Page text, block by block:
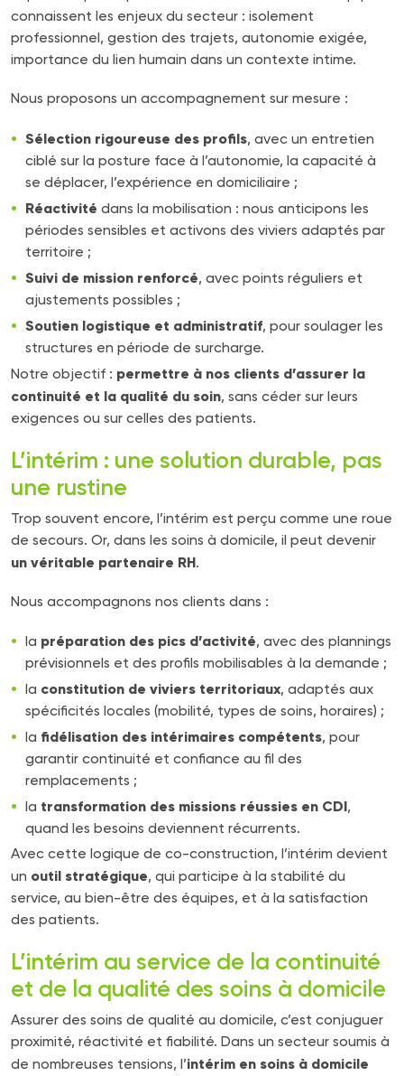
connaissent les enjeux du secteur : isolement
professionnel, gestion des trajets, autonomie exigée,
importance du lien humain dans un contexte intime.
Nous proposons un accompagnement sur mesure :
Sélection rigoureuse des profils, avec un entretien
ciblé sur la posture face à l’autonomie, la capacité à
se déplacer, l’expérience en domiciliaire ;
Réactivité dans la mobilisation : nous anticipons les
périodes sensibles et activons des viviers adaptés par
territoire ;
Suivi de mission renforcé, avec points réguliers et
ajustements possibles ;
Soutien logistique et administratif, pour soulager les
structures en période de surcharge.
Notre objectif : permettre à nos clients d’assurer la
continuité et la qualité du soin, sans céder sur leurs
exigences ou sur celles des patients.
L’intérim : une solution durable, pas
une rustine
Trop souvent encore, l’intérim est perçu comme une roue
de secours. Or, dans les soins à domicile, il peut devenir
un véritable partenaire RH.
Nous accompagnons nos clients dans :
la préparation des pics d’activité, avec des plannings
prévisionnels et des profils mobilisables à la demande ;
la constitution de viviers territoriaux, adaptés aux
spécificités locales (mobilité, types de soins, horaires) ;
la fidélisation des intérimaires compétents, pour
garantir continuité et confiance au fil des
remplacements ;
la transformation des missions réussies en CDI,
quand les besoins deviennent récurrents.
Avec cette logique de co-construction, l’intérim devient
un outil stratégique, qui participe à la stabilité du
service, au bien-être des équipes, et à la satisfaction
des patients.
L’intérim au service de la continuité
et de la qualité des soins à domicile
Assurer des soins de qualité au domicile, c’est conjuguer
proximité, réactivité et fiabilité. Dans un secteur soumis à
de nombreuses tensions, l’intérim en soins à domicile